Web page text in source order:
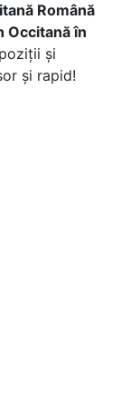
Română
Occitană în
și
și rapid!